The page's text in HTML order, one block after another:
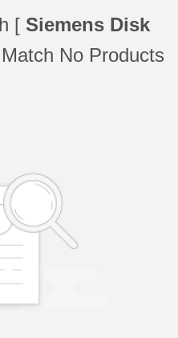
[ Siemens Disk
No Products